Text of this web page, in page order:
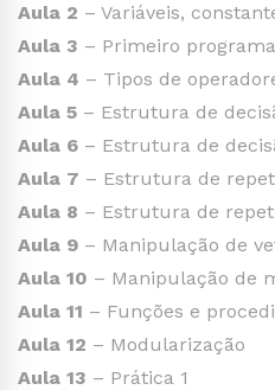
Aula 2 – Variáveis,
Aula 3 – Primeiro
Aula 4 – Tipos de
Aula 5 – Estrutura de
Aula 6 – Estrutura de
Aula 7 – Estrutura de
Aula 8 – Estrutura de
Aula 9 – Manipulação de
Aula 10 – Manipulação de
Aula 11 – Funções e
Aula 12 – Modularização
Aula 13 – Prática 1